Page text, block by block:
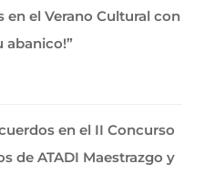
en el Verano Cultural con
abanico!”
en el II Concurso
de ATADI Maestrazgo y